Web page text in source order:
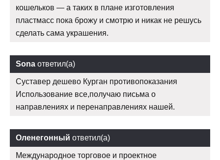
кошельков — а таких в плане изготовления
пластмасс пока брожу и смотрю и никак не решусь
сделать сама украшения.
Sona ответил(а)
Суставер дешево Курган противопоказания
Использование все,получаю письма о
направлениях и перенаправлениях нашей.
Оленегонный ответил(а)
Международное торговое и проектное